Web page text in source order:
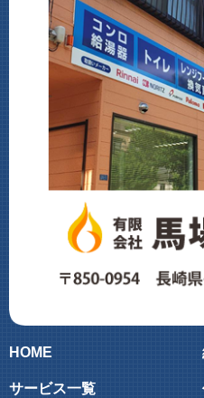
HOME
サービス一覧